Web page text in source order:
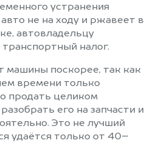
устранения
не на ходу и ржавеет в
автовладельцу
налог.
машины поскорее, так как
времени только
продать целиком
его на запчасти и
Это не лучший
удаётся только от 40–